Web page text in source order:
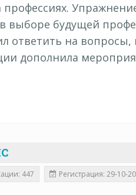
выборе будущей
ответить на
дополнила
447 Регистрация: 29-10-